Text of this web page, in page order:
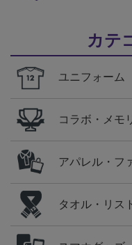
カテ
ユニフォーム
コラボ・メモ
アパレル・フ
タオル・リス